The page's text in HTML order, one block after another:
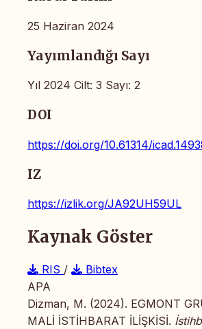
25 Haziran 2024
Yayımlandığı Sayı
Yıl 2024 Cilt: 3 Sayı: 2
DOI
https://doi.org/10.61314/
IZ
https://izlik.org/JA92UH59UL
Kaynak Göster
RIS /
Bibtex
APA
Dizman, M. (2024). EGMONT
MALİ İSTİHBARAT İLİŞKİSİ.